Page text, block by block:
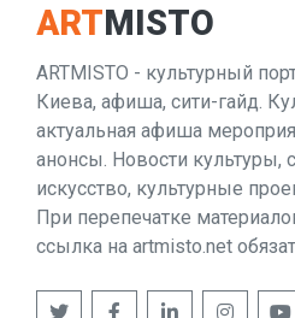
ARTMISTO
ARTMISTO - культурный
Киева, афиша, сити-гайд.
актуальная афиша
анонсы. Новости культуры,
искусство, культурные
При перепечатке
ссылка на artmisto.net